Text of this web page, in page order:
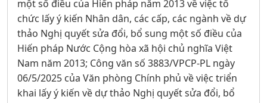
một số điều của Hiến pháp năm 2013 về việc tổ
chức lấy ý kiến Nhân dân, các cấp, các ngành về dự
thảo Nghị quyết sửa đổi, bổ sung một số điều của
Hiến pháp Nước Cộng hòa xã hội chủ nghĩa Việt
Nam năm 2013; Công văn số 3883/VPCP-PL ngày
06/5/2025 của Văn phòng Chính phủ về việc triển
khai lấy ý kiến về dự thảo Nghị quyết sửa đổi, bổ